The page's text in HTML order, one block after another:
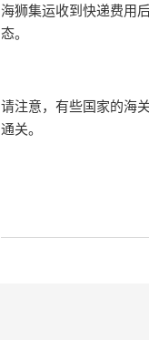
海狮集运收到快递费用
态。
请注意，有些国家的海
通关。